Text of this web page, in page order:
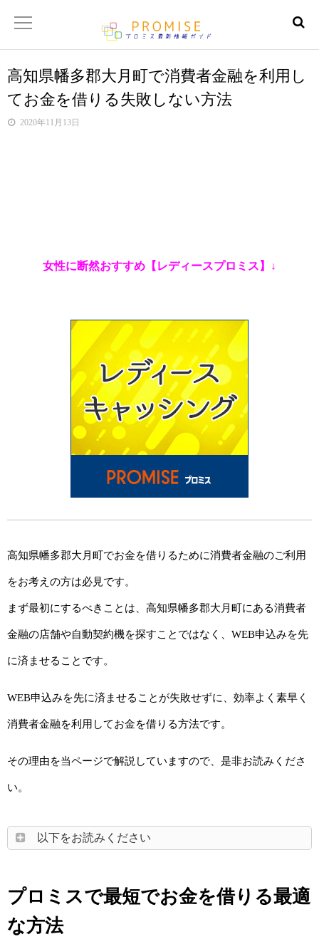
返済金額シュミレーター
【サイトマップ】
高知県幡多郡大月町で消費者金融を利用し
てお金を借りる失敗しない方法
2020年11月13日
女性に断然おすすめ【レディースプロミス】↓
高知県幡多郡大月町でお金を借りるために消費者金融のご利用
をお考えの方は必見です。
まず最初にするべきことは、高知県幡多郡大月町にある消費者
金融の店舗や自動契約機を探すことではなく、WEB申込みを先
に済ませることです。
WEB申込みを先に済ませることが失敗せずに、効率よく素早く
消費者金融を利用してお金を借りる方法です。
その理由を当ページで解説していますので、是非お読みくださ
い。
以下をお読みください
プロミスで最短でお金を借りる最適
な方法